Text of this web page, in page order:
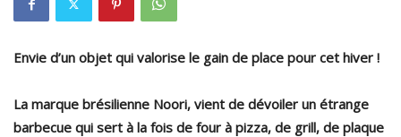
Envie d’un objet qui valorise le gain de place pour cet hiver !
La marque brésilienne Noori, vient de dévoiler un étrange
barbecue qui sert à la fois de four à pizza, de grill, de plaque